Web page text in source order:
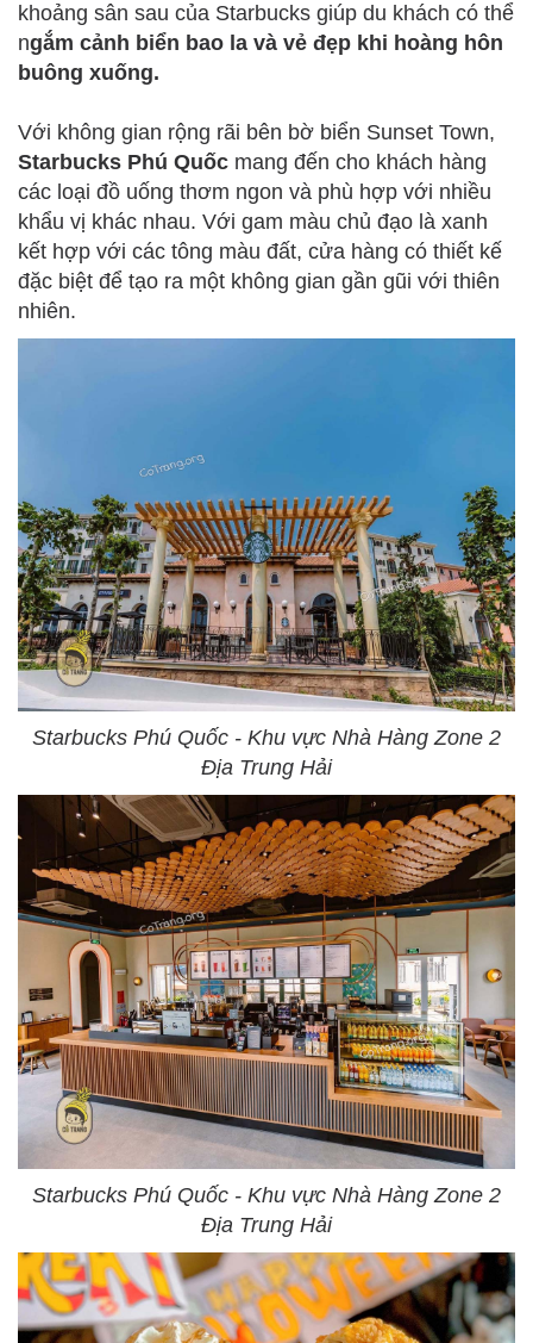
khoảng sân sau của Starbucks giúp du khách có thể
ngắm cảnh biển bao la và vẻ đẹp khi hoàng hôn
buông xuống.
Với không gian rộng rãi bên bờ biển Sunset Town,
Starbucks Phú Quốc mang đến cho khách hàng
các loại đồ uống thơm ngon và phù hợp với nhiều
khẩu vị khác nhau. Với gam màu chủ đạo là xanh
kết hợp với các tông màu đất, cửa hàng có thiết kế
đặc biệt để tạo ra một không gian gần gũi với thiên
nhiên.
Starbucks Phú Quốc - Khu vực Nhà Hàng Zone 2
Địa Trung Hải
Starbucks Phú Quốc - Khu vực Nhà Hàng Zone 2
Địa Trung Hải